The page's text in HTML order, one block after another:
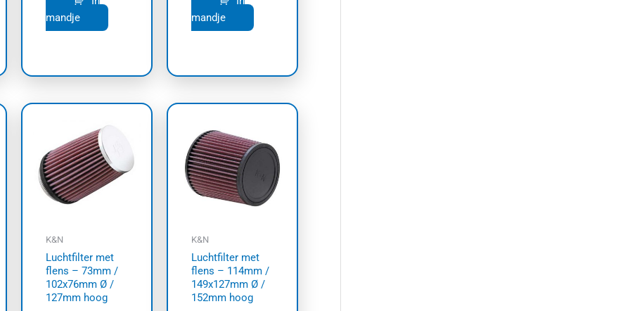
mandje
mandje
K&N
Luchtfilter met
flens – 73mm /
102x76mm Ø /
127mm hoog
K&N
Luchtfilter met
flens – 114mm /
149x127mm Ø /
152mm hoog